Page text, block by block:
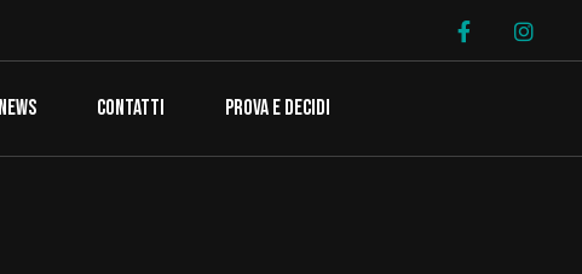
NEWS CONTATTI PROVA E DECIDI